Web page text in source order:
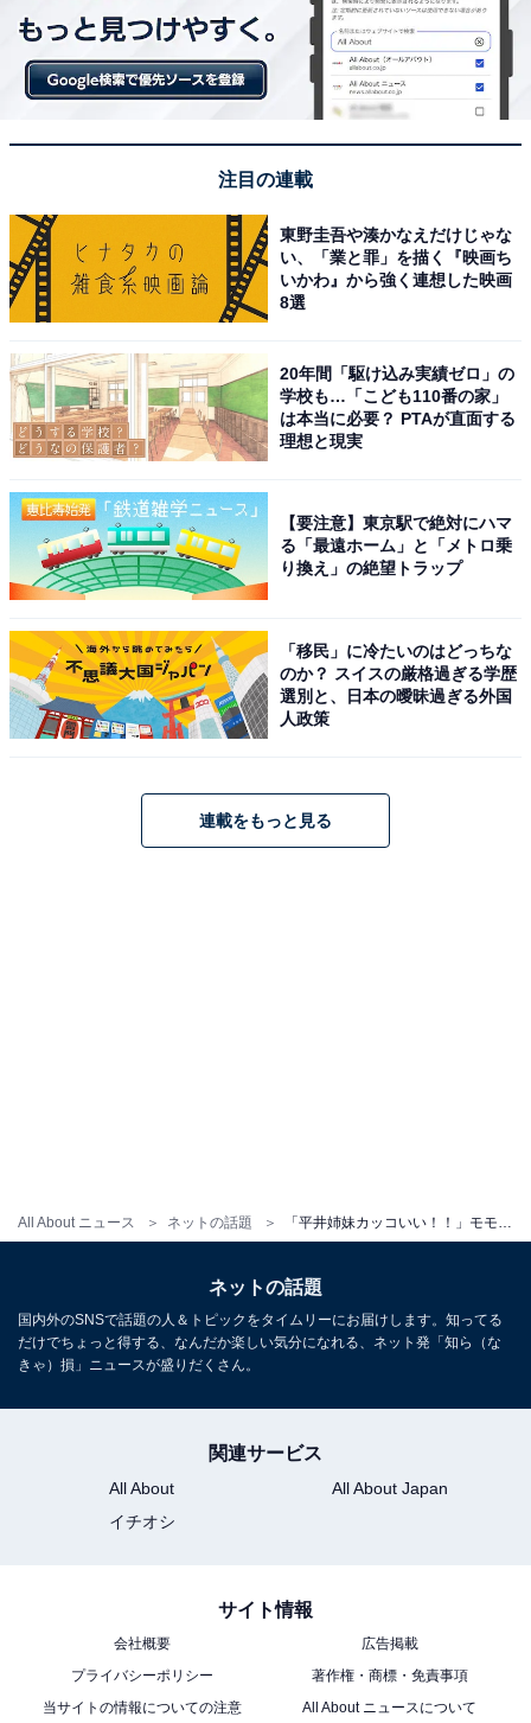
All About ニュース ネットの話題 「平井姉妹カッコいい！！」モモ、美しい太もも際立つ圧巻スタイル披露＆実姉との2ショットも「最強姉妹」
注目の連載
東野圭吾や湊かなえだけじゃな
い、「業と罪」を描く『映画ち
いかわ』から強く連想した映画
8選
20年間「駆け込み実績ゼロ」の
学校も…「こども110番の家」
は本当に必要？ PTAが直面する
理想と現実
【要注意】東京駅で絶対にハマ
る「最遠ホーム」と「メトロ乗
り換え」の絶望トラップ
「移民」に冷たいのはどっちな
のか？ スイスの厳格過ぎる学歴
選別と、日本の曖昧過ぎる外国
人政策
連載をもっと見る
ネットの話題
国内外のSNSで話題の人＆トピックをタイムリーにお届けします。知ってる
だけでちょっと得する、なんだか楽しい気分になれる、ネット発「知ら（な
きゃ）損」ニュースが盛りだくさん。
関連サービス
All About
All About Japan
イチオシ
サイト情報
会社概要
広告掲載
プライバシーポリシー
著作権・商標・免責事項
当サイトの情報についての注意
All About ニュースについて